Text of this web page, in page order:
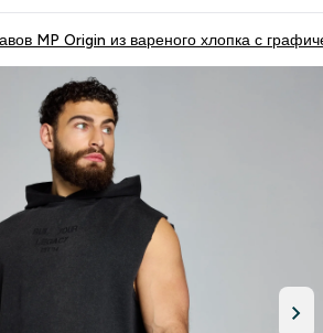
MP Origin из вареного хлопка с